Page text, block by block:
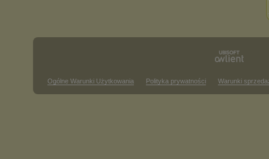
Ogólne Warunki Użytkowania Polityka prywatności Warunki